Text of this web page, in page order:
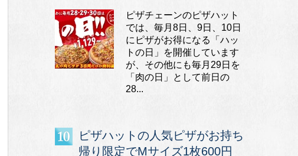
ピザチェーンのピザハット
では、毎月8日、9日、10日
にピザがお得になる「ハッ
トの日」を開催しています
が、その他にも毎月29日を
「肉の日」として前日の
28...
ピザハットの人気ピザがお持ち
帰り限定でMサイズ1枚600円